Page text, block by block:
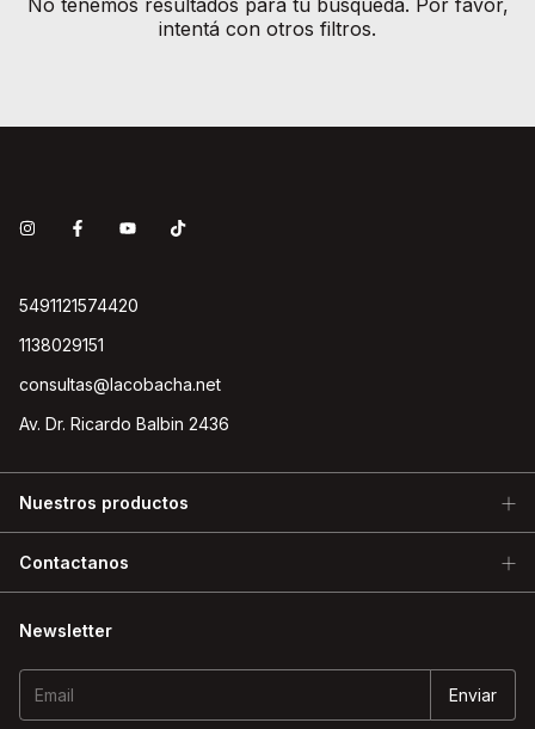
No tenemos resultados para tu búsqueda. Por favor,
intentá con otros filtros.
5491121574420
1138029151
consultas@lacobacha.net
Av. Dr. Ricardo Balbin 2436
Nuestros productos
Contactanos
Newsletter